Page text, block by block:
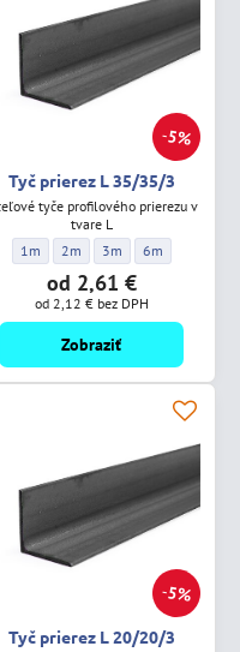
4 - Dĺžka:
5%
Tyč prierez L 35/35/3
tyče profilového prierezu v
tvare L
Tyč prierez L 35/35/3 - Dĺžka:
1m Tyč prierez L 35/35/3 - Dĺžka:
2m Tyč prierez L 35/35/3 -
3m Tyč prierez L
6m
od 2,61 €
od 2,12 € bez DPH
Zobraziť
5%
Tyč prierez L 20/20/3